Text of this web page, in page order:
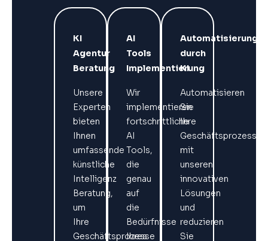
KI
Agentur
Beratung
Unsere
Experten
bieten
Ihnen
umfassende
künstliche
Intelligenz
Beratung,
um
Ihre
Geschäftsprozesse
AI
Tools
Implementierung
Wir
implementieren
fortschrittliche
AI
Tools,
die
genau
auf
die
Bedürfnisse
Ihres
Automatisierung
durch
KI
Automatisieren
Sie
Ihre
Geschäftsprozesse
mit
unseren
innovativen
Lösungen
und
reduzieren
Sie